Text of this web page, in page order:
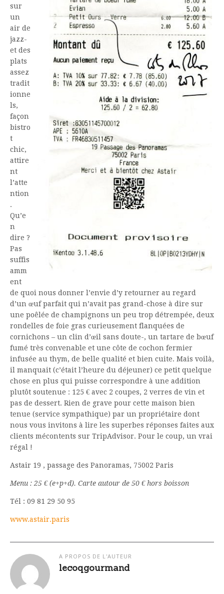
sur
un
air de
jazz-
et des
plats
assez
tradit
ionne
ls,
façon
bistro
t
chic,
attire
nt
l’atte
ntion
.
Qu’e
n
dire ?
Pas
suffis
amm
ent
de quoi nous donner l’envie d’y retourner au regard
d’un œuf parfait qui n’avait pas grand-chose à dire sur
une poêlée de champignons un peu trop détrempée, deux
rondelles de foie gras curieusement flanquées de
cornichons – un clin d’œil sans doute-, un tartare de bœuf
fumé très convenable et une côte de cochon fermier
infusée au thym, de belle qualité et bien cuite. Mais voilà,
il manquait (c’était l’heure du déjeuner) ce petit quelque
chose en plus qui puisse correspondre à une addition
plutôt soutenue : 125 € avec 2 coupes, 2 verres de vin et
pas de dessert. Rien de grave pour cette maison bien
tenue (service sympathique) par un propriétaire dont
nous vous invitons à lire les superbes réponses faites aux
clients mécontents sur TripAdvisor. Pour le coup, un vrai
régal !
Astair 19 , passage des Panoramas, 75002 Paris
Menu : 25 € (e+p+d). Carte autour de 50 € hors boisson
Tél : 09 81 29 50 95
www.astair.paris
A PROPOS DE L'AUTEUR
lecoqgourmand